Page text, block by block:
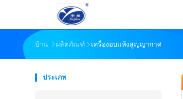
บ้าน ผลิตภัณฑ์ เครื่องอบแห้งสูญญากาศ
ประเภท